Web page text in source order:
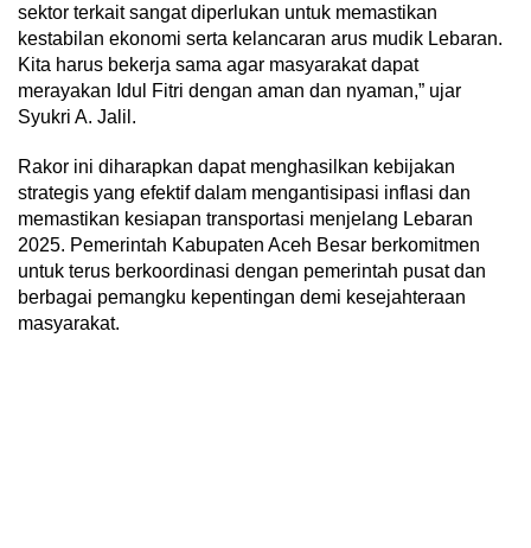
sektor terkait sangat diperlukan untuk memastikan
kestabilan ekonomi serta kelancaran arus mudik Lebaran.
Kita harus bekerja sama agar masyarakat dapat
merayakan Idul Fitri dengan aman dan nyaman,” ujar
Syukri A. Jalil.
Rakor ini diharapkan dapat menghasilkan kebijakan
strategis yang efektif dalam mengantisipasi inflasi dan
memastikan kesiapan transportasi menjelang Lebaran
2025. Pemerintah Kabupaten Aceh Besar berkomitmen
untuk terus berkoordinasi dengan pemerintah pusat dan
berbagai pemangku kepentingan demi kesejahteraan
masyarakat.